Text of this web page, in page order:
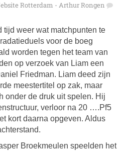
Rotterdam - Arthur Rongen
tijd weer wat matchpunten te
voor de boeg
worden tegen het team van
op verzoek van Liam een
Friedman. Liam deed zijn
meestertitel op zak, maar
onder de druk uit spelen. Hij
verloor na 20 ….Pf5
kort daarna opgeven. Aldus
Broekmeulen speelden het